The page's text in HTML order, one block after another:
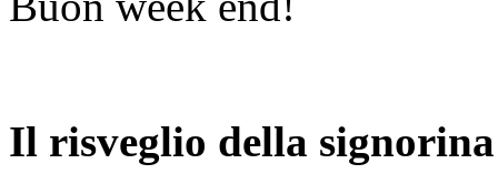
Il risveglio della